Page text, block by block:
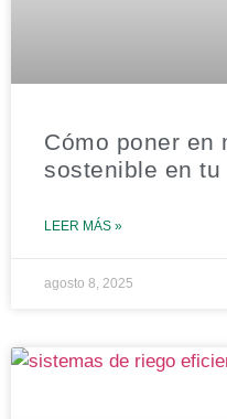
Cómo poner en
sostenible en tu
LEER MÁS »
agosto 8, 2025